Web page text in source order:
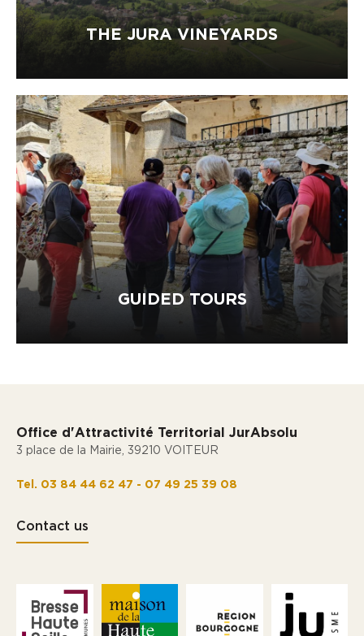
THE JURA VINEYARDS
GUIDED TOURS
Office d'Attractivité Territorial JurAbsolu
3 place de la Mairie, 39210 VOITEUR
Tel. 03 84 44 62 47 - 07 49 25 39 08
Contact us